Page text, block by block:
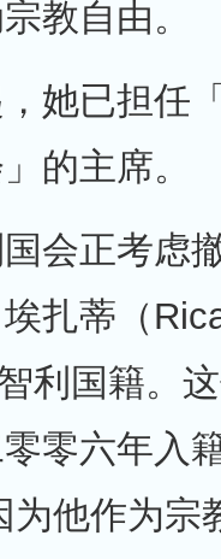
教自由。
她已担任
的主席。
会正考虑
扎蒂（
利国籍。
零六年入
为他作为宗